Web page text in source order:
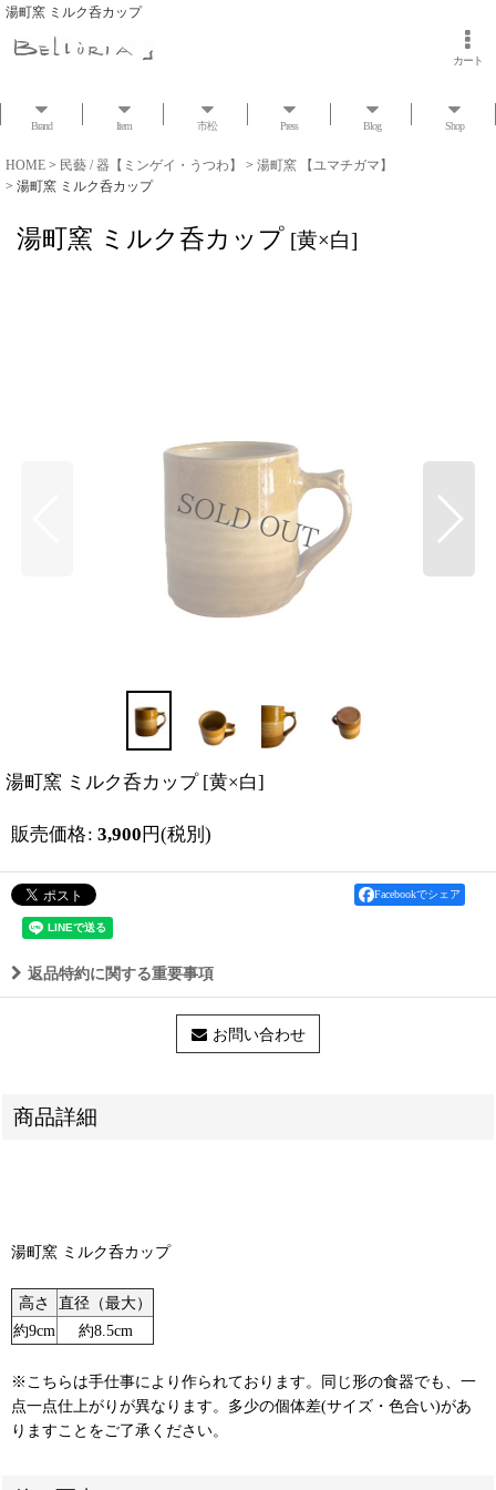
湯町窯 ミルク呑カップ
カート
Brand Item 市松 Press Blog Shop
HOME > 民藝 / 器【ミンゲイ・うつわ】 > 湯町窯 【ユマチガマ】
> 湯町窯 ミルク呑カップ
湯町窯 ミルク呑カップ [黄×白]
湯町窯 ミルク呑カップ [黄×白]
販売価格: 3,900 円(税別)
Facebookでシェア
返品特約に関する重要事項
お問い合わせ
商品詳細
湯町窯 ミルク呑カップ
高さ
直径（最大）
約9cm
約8.5cm
※こちらは手仕事により作られております。同じ形の食器でも、一
点一点仕上がりが異なります。多少の個体差(サイズ・色合い)があ
りますことをご了承ください。